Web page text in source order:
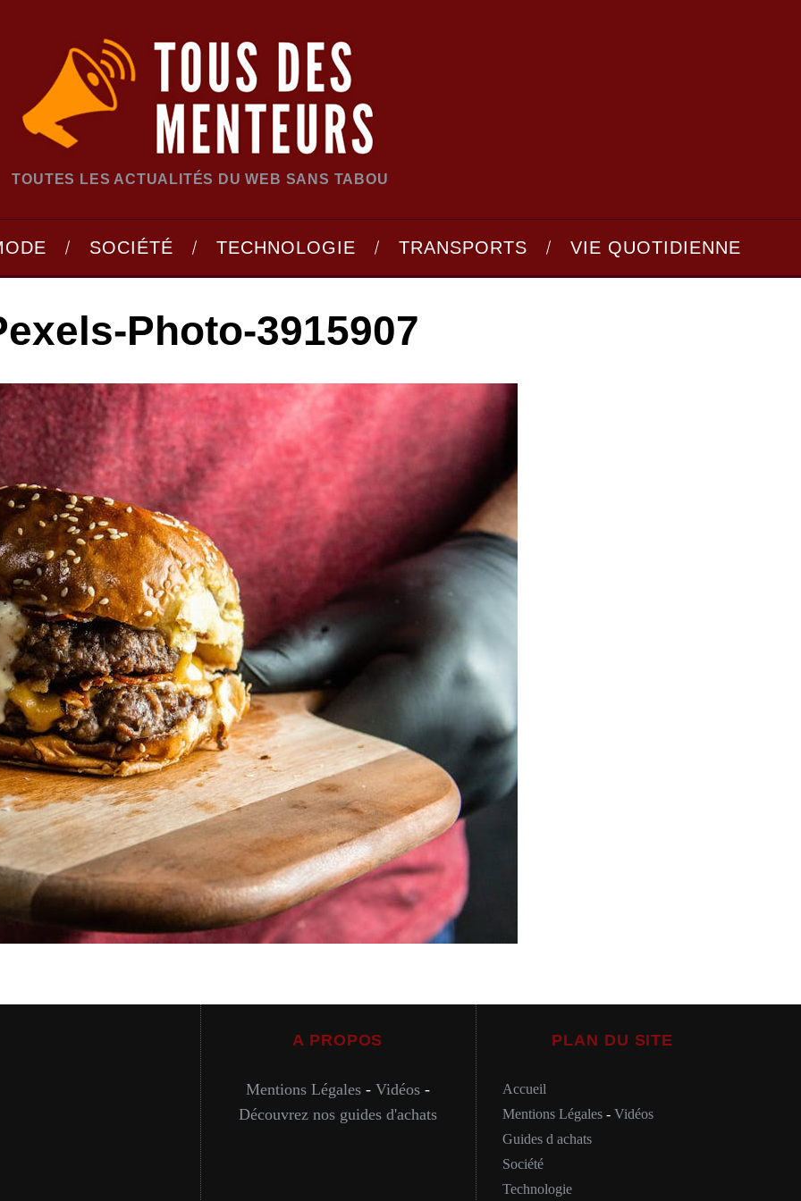
TOUTES LES ACTUALITÉS DU WEB SANS TABOU
SOCIÉTÉ TECHNOLOGIE TRANSPORTS VIE QUOTIDIENNE
Photo-3915907
A PROPOS
Mentions Légales- Vidéos-
Découvrez nos guides d'achats
PLAN DU SITE
Accueil
Mentions Légales- Vidéos
Guides d achats
Société
Technologie